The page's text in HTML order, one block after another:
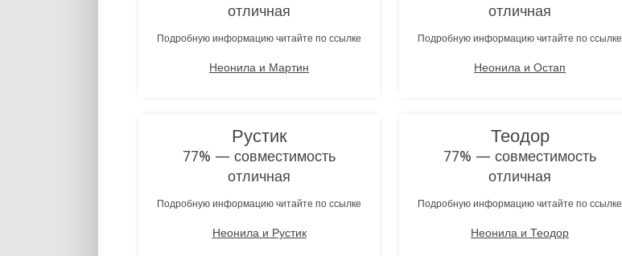
отличная
Подробную информацию читайте по ссылке
Неонила и Мартин
отличная
Подробную информацию читайте по ссылке
Неонила и Остап
Рустик
77% — совместимость
отличная
Подробную информацию читайте по ссылке
Неонила и Рустик
Теодор
77% — совместимость
отличная
Подробную информацию читайте по ссылке
Неонила и Теодор